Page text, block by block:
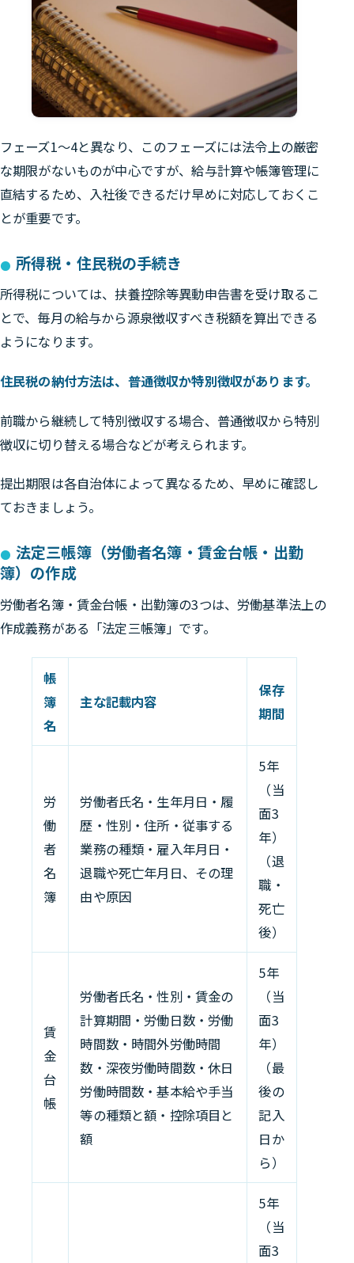
フェーズ1〜4と異なり、このフェーズには法令上の厳密
な期限がないものが中心ですが、給与計算や帳簿管理に
直結するため、入社後できるだけ早めに対応しておくこ
とが重要です。
所得税・住民税の手続き
所得税については、扶養控除等異動申告書を受け取るこ
とで、毎月の給与から源泉徴収すべき税額を算出できる
ようになります。
住民税の納付方法は、普通徴収か特別徴収があります。
前職から継続して特別徴収する場合、普通徴収から特別
徴収に切り替える場合などが考えられます。
提出期限は各自治体によって異なるため、早めに確認し
ておきましょう。
法定三帳簿（労働者名簿・賃金台帳・出勤
簿）の作成
労働者名簿・賃金台帳・出勤簿の3つは、労働基準法上の
作成義務がある「法定三帳簿」です。
帳
簿
名
主な記載内容
保存
期間
労
働
者
名
簿
労働者氏名・生年月日・履
歴・性別・住所・従事する
業務の種類・雇入年月日・
退職や死亡年月日、その理
由や原因
5年
（当
面3
年）
（退
職・
死亡
後）
賃
金
台
帳
労働者氏名・性別・賃金の
計算期間・労働日数・労働
時間数・時間外労働時間
数・深夜労働時間数・休日
労働時間数・基本給や手当
等の種類と額・控除項目と
額
5年
（当
面3
年）
（最
後の
記入
日か
ら）
5年
（当
面3